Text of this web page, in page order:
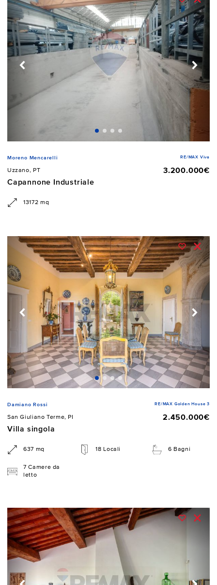
Moreno Mencarelli RE/MAX Viva
Uzzano, PT
3.200.000€
Capannone Industriale
13172 mq
Damiano Rossi RE/MAX Golden House 3
San Giuliano Terme, PI
2.450.000€
Villa singola
637 mq 18 Locali 6 Bagni
7 Camere da
letto